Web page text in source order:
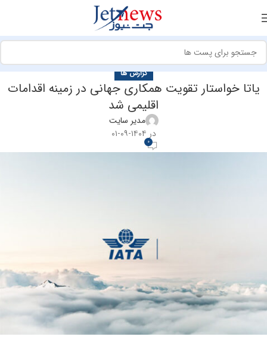
گزارش ها
یاتا خواستار تقویت همکاری جهانی در زمینه اقدامات
اقلیمی شد
مدیر سایت
در ۱۴۰۴-۰۹-۰۱
0